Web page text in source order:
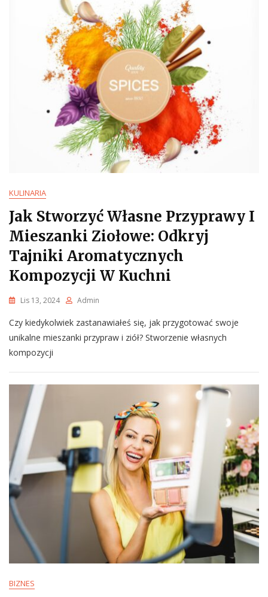
KULINARIA
Jak Stworzyć Własne Przyprawy I
Mieszanki Ziołowe: Odkryj
Tajniki Aromatycznych
Kompozycji W Kuchni
Lis 13, 2024 Admin
Czy kiedykolwiek zastanawiałeś się, jak przygotować swoje
unikalne mieszanki przypraw i ziół? Stworzenie własnych
kompozycji
BIZNES